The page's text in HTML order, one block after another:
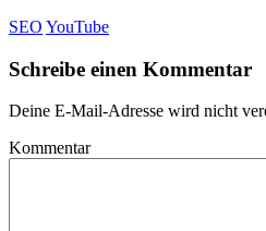
SEO YouTube
Schreibe einen Kommentar
Deine E-Mail-Adresse wird nicht
Kommentar